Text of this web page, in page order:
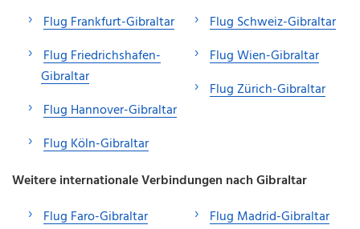
Flug Frankfurt-Gibraltar
Flug Friedrichshafen-
Gibraltar
Flug Hannover-Gibraltar
Flug Köln-Gibraltar
Flug Schweiz-Gibraltar
Flug Wien-Gibraltar
Flug Zürich-Gibraltar
Weitere internationale Verbindungen nach Gibraltar
Flug Faro-Gibraltar
Flug Madrid-Gibraltar